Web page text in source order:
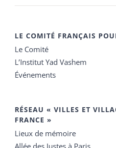
LE COMITÉ FRANÇAIS
Le Comité
L’Institut Yad Vashem
Événements
RÉSEAU « VILLES ET
FRANCE »
Lieux de mémoire
Allée des Justes à Paris